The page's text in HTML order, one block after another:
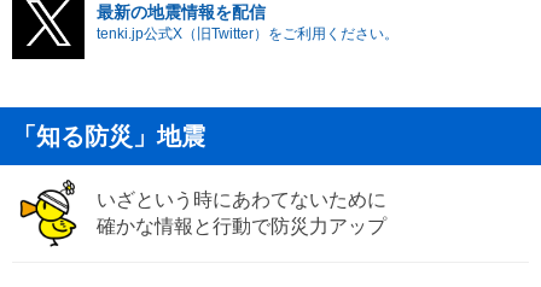
最新の地震情報を配信
tenki.jp公式X（旧Twitter）をご利用ください。
「知る防災」地震
いざという時にあわてないために
確かな情報と行動で防災力アップ